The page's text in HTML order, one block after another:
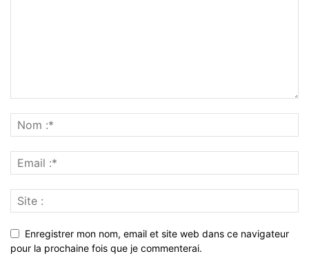
Enregistrer mon nom, email et site web dans ce navigateur
pour la prochaine fois que je commenterai.